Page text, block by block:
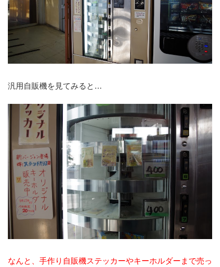
汎用自販機を見てみると…
なんと、手作り自販機ステッカーやキーホルダーまで売っ